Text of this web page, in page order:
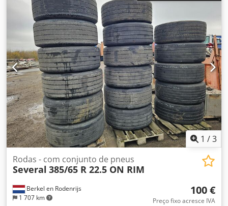
1 /3
Berkel en Rodenrijs
1 707 km
Rodas - com conjunto de pneus
Several 385/65 R 22.5 ON RIM
100 €
Preço fixo acresce IVA